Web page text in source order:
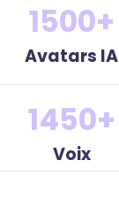
1500+
Avatars IA
1450+
Voix